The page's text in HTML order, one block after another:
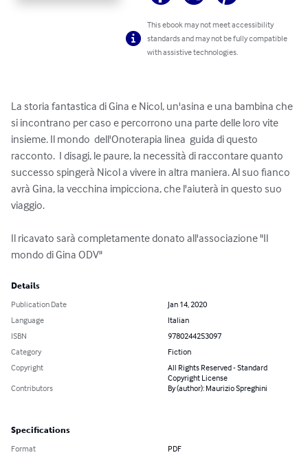
This ebook may not meet accessibility
standards and may not be fully compatible
with assistive technologies.
La storia fantastica di Gina e Nicol, un'asina e una bambina che
si incontrano per caso e percorrono una parte delle loro vite
insieme. Il mondo  dell'Onoterapia linea  guida di questo
racconto.  I disagi, le paure, la necessità di raccontare quanto
successo spingerà Nicol a vivere in altra maniera. Al suo fianco
avrà Gina, la vecchina impicciona, che l'aiuterà in questo suo
viaggio.
Il ricavato sarà completamente donato all'associazione "Il
mondo di Gina ODV"
Details
Publication Date
Jan 14, 2020
Language
Italian
ISBN
9780244253097
Category
Fiction
Copyright
All Rights Reserved - Standard
Copyright License
Contributors
By (author): Maurizio Spreghini
Specifications
Format PDF